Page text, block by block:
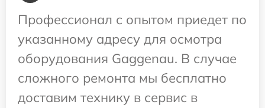
Профессионал с опытом приедет по
указанному адресу для осмотра
оборудования Gaggenau. В случае
сложного ремонта мы бесплатно
доставим технику в сервис в